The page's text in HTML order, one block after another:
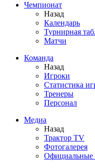
Чемпионат
Назад
Календарь
Турнирная
Матчи
Команда
Назад
Игроки
Статистика
Тренеры
Персонал
Медиа
Назад
Трактор TV
Фотогалерея
Официальные